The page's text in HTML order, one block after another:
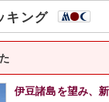
キング
伊豆諸島を望み、